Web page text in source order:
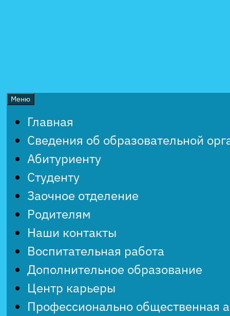
Меню
Главная
Сведения об образовательной
Абитуриенту
Студенту
Заочное отделение
Родителям
Наши контакты
Воспитательная работа
Дополнительное образование
Центр карьеры
Профессионально общественная